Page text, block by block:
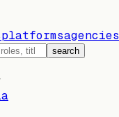
platformsagencies
search